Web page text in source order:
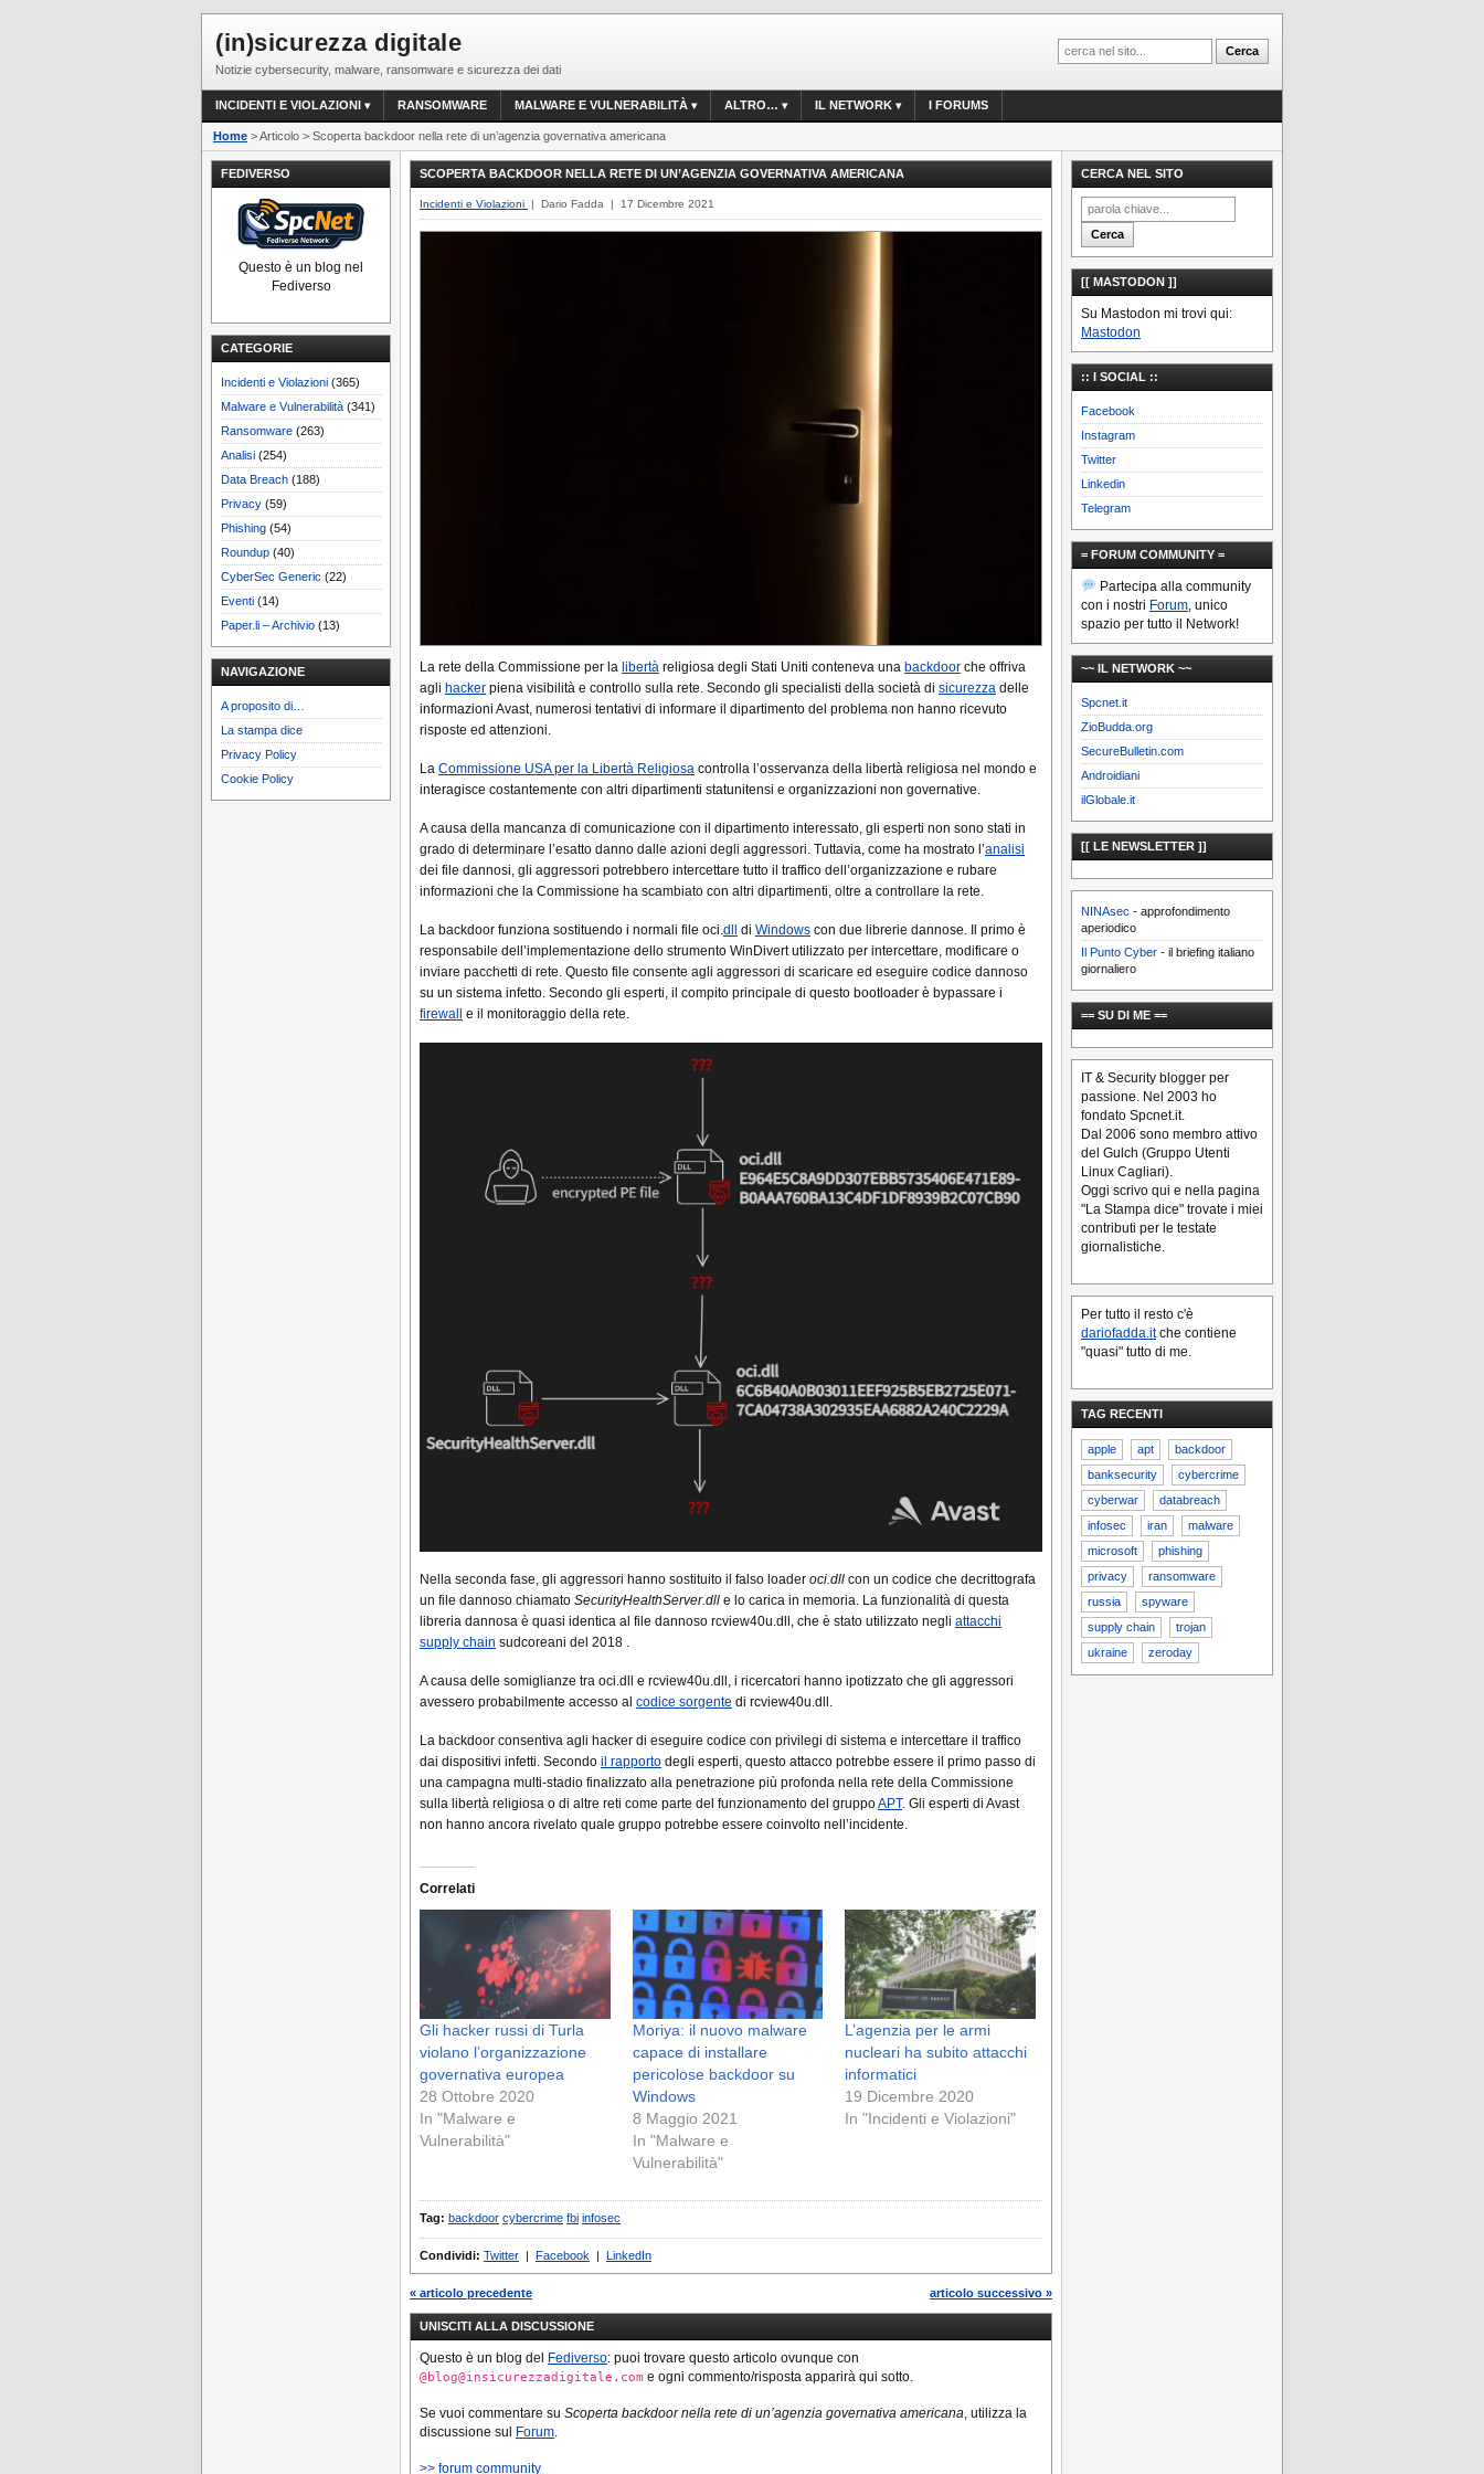
(in)sicurezza digitale
Notizie cybersecurity, malware, ransomware e sicurezza dei dati
INCIDENTI E VIOLAZIONI RANSOMWARE MALWARE E VULNERABILITÀ ALTRO… IL NETWORK I FORUMS
Home > Articolo > Scoperta backdoor nella rete di un’agenzia governativa americana
FEDIVERSO
Questo è un blog nel
Fediverso
CATEGORIE
Incidenti e Violazioni (365)
Malware e Vulnerabilità (341)
Ransomware (263)
Analisi (254)
Data Breach (188)
Privacy (59)
Phishing (54)
Roundup (40)
CyberSec Generic (22)
Eventi (14)
Paper.li – Archivio (13)
NAVIGAZIONE
A proposito di…
La stampa dice
Privacy Policy
Cookie Policy
SCOPERTA BACKDOOR NELLA RETE DI UN’AGENZIA GOVERNATIVA AMERICANA
Incidenti e Violazioni | Dario Fadda | 17 Dicembre 2021
La rete della Commissione per la libertà religiosa degli Stati Uniti conteneva una backdoor che offriva
agli hacker piena visibilità e controllo sulla rete. Secondo gli specialisti della società di sicurezza delle
informazioni Avast, numerosi tentativi di informare il dipartimento del problema non hanno ricevuto
risposte ed attenzioni.
La Commissione USA per la Libertà Religiosa controlla l’osservanza della libertà religiosa nel mondo e
interagisce costantemente con altri dipartimenti statunitensi e organizzazioni non governative.
A causa della mancanza di comunicazione con il dipartimento interessato, gli esperti non sono stati in
grado di determinare l’esatto danno dalle azioni degli aggressori. Tuttavia, come ha mostrato l’analisi
dei file dannosi, gli aggressori potrebbero intercettare tutto il traffico dell’organizzazione e rubare
informazioni che la Commissione ha scambiato con altri dipartimenti, oltre a controllare la rete.
La backdoor funziona sostituendo i normali file oci. dll di Windows con due librerie dannose. Il primo è
responsabile dell’implementazione dello strumento WinDivert utilizzato per intercettare, modificare o
inviare pacchetti di rete. Questo file consente agli aggressori di scaricare ed eseguire codice dannoso
su un sistema infetto. Secondo gli esperti, il compito principale di questo bootloader è bypassare i
firewall e il monitoraggio della rete.
Nella seconda fase, gli aggressori hanno sostituito il falso loader oci.dll con un codice che decrittografa
un file dannoso chiamato SecurityHealthServer.dll e lo carica in memoria. La funzionalità di questa
libreria dannosa è quasi identica al file dannoso rcview40u.dll, che è stato utilizzato negli attacchi
supply chain sudcoreani del 2018 .
A causa delle somiglianze tra oci.dll e rcview40u.dll, i ricercatori hanno ipotizzato che gli aggressori
avessero probabilmente accesso al codice sorgente di rcview40u.dll.
La backdoor consentiva agli hacker di eseguire codice con privilegi di sistema e intercettare il traffico
dai dispositivi infetti. Secondo il rapporto degli esperti, questo attacco potrebbe essere il primo passo di
una campagna multi-stadio finalizzato alla penetrazione più profonda nella rete della Commissione
sulla libertà religiosa o di altre reti come parte del funzionamento del gruppoAPT. Gli esperti di Avast
non hanno ancora rivelato quale gruppo potrebbe essere coinvolto nell’incidente.
Correlati
Gli hacker russi di Turla
violano l’organizzazione
governativa europea
28 Ottobre 2020
In "Malware e
Vulnerabilità"
Moriya: il nuovo malware
capace di installare
pericolose backdoor su
Windows
8 Maggio 2021
In "Malware e
Vulnerabilità"
L’agenzia per le armi
nucleari ha subito attacchi
informatici
19 Dicembre 2020
In "Incidenti e Violazioni"
Tag: backdoor cybercrime fbi infosec
Condividi: Twitter | Facebook | LinkedIn
« articolo precedente articolo successivo »
UNISCITI ALLA DISCUSSIONE
Questo è un blog del Fediverso: puoi trovare questo articolo ovunque con
@blog@insicurezzadigitale.com e ogni commento/risposta apparirà qui sotto.
Se vuoi commentare su Scoperta backdoor nella rete di un’agenzia governativa americana , utilizza la
discussione sul Forum
>> forum community
CERCA NEL SITO
[[ MASTODON ]]
Su Mastodon mi trovi qui:
Mastodon
:: I SOCIAL ::
Facebook
Instagram
Twitter
Linkedin
Telegram
= FORUM COMMUNITY =
Partecipa alla community
con i nostri Forum, unico
spazio per tutto il Network!
~~ IL NETWORK ~~
Spcnet.it
ZioBudda.org
SecureBulletin.com
Androidiani
ilGlobale.it
[[ LE NEWSLETTER ]]
NINAsec - approfondimento
aperiodico
Il Punto Cyber - il briefing italiano
giornaliero
== SU DI ME ==
IT & Security blogger per
passione. Nel 2003 ho
fondato Spcnet.it.
Dal 2006 sono membro attivo
del Gulch (Gruppo Utenti
Linux Cagliari).
Oggi scrivo qui e nella pagina
"La Stampa dice" trovate i miei
contributi per le testate
giornalistiche.
Per tutto il resto c'è
dariofadda.itche contiene
"quasi" tutto di me.
TAG RECENTI
apple apt
backdoor
banksecurity
cybercrime
cyberwar
databreach
infosec
iran
malware
microsoft
phishing
privacy
ransomware
russia
spyware
supply chain
trojan
ukraine
zeroday